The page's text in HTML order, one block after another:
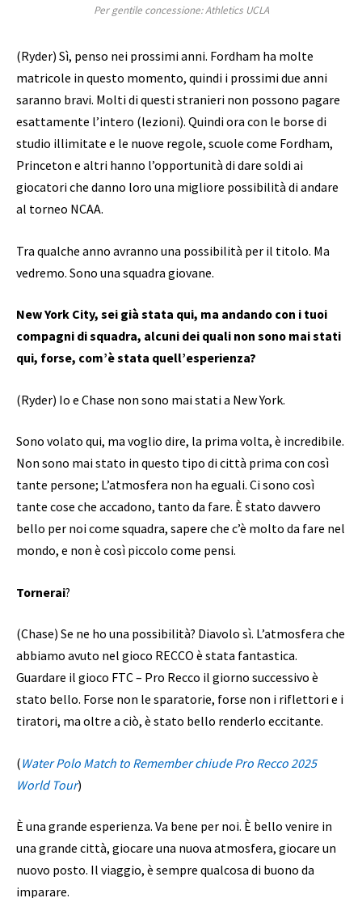
Per gentile concessione: Athletics UCLA
(Ryder) Sì, penso nei prossimi anni. Fordham ha molte
matricole in questo momento, quindi i prossimi due anni
saranno bravi. Molti di questi stranieri non possono pagare
esattamente l’intero (lezioni). Quindi ora con le borse di
studio illimitate e le nuove regole, scuole come Fordham,
Princeton e altri hanno l’opportunità di dare soldi ai
giocatori che danno loro una migliore possibilità di andare
al torneo NCAA.
Tra qualche anno avranno una possibilità per il titolo. Ma
vedremo. Sono una squadra giovane.
New York City, sei già stata qui, ma andando con i tuoi
compagni di squadra, alcuni dei quali non sono mai stati
qui, forse, com’è stata quell’esperienza?
(Ryder) Io e Chase non sono mai stati a New York.
Sono volato qui, ma voglio dire, la prima volta, è incredibile.
Non sono mai stato in questo tipo di città prima con così
tante persone; L’atmosfera non ha eguali. Ci sono così
tante cose che accadono, tanto da fare. È stato davvero
bello per noi come squadra, sapere che c’è molto da fare nel
mondo, e non è così piccolo come pensi.
Tornerai?
(Chase) Se ne ho una possibilità? Diavolo sì. L’atmosfera che
abbiamo avuto nel gioco RECCO è stata fantastica.
Guardare il gioco FTC – Pro Recco il giorno successivo è
stato bello. Forse non le sparatorie, forse non i riflettori e i
tiratori, ma oltre a ciò, è stato bello renderlo eccitante.
(Water Polo Match to Remember chiude Pro Recco 2025
World Tour)
È una grande esperienza. Va bene per noi. È bello venire in
una grande città, giocare una nuova atmosfera, giocare un
nuovo posto. Il viaggio, è sempre qualcosa di buono da
imparare.